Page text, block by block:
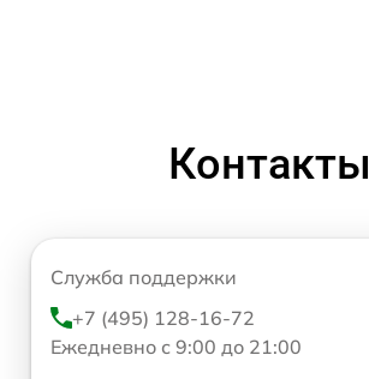
Контакты
Служба поддержки
+7 (495) 128-16-72
Ежедневно с 9:00 до 21:00